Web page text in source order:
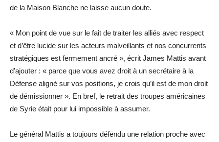
de la Maison Blanche ne laisse aucun doute.
« Mon point de vue sur le fait de traiter les alliés avec respect
et d’être lucide sur les acteurs malveillants et nos concurrents
stratégiques est fermement ancré », écrit James Mattis avant
d’ajouter : « parce que vous avez droit à un secrétaire à la
Défense aligné sur vos positions, je crois qu’il est de mon droit
de démissionner ». En bref, le retrait des troupes américaines
de Syrie était pour lui impossible à assumer.
Le général Mattis a toujours défendu une relation proche avec